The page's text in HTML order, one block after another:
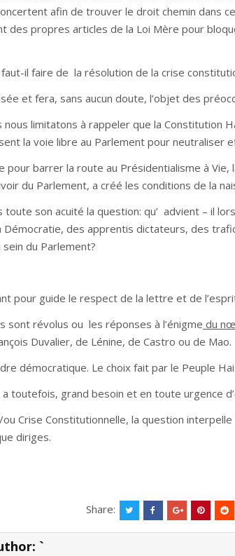
afin de trouver le droit chemin dans
des propres articles de la Loi Mère pour
faut-il faire de la résolution de la crise
et fera, sans aucun doute, l’objet des
nous limitatons à rappeler que la Constitution
la voie libre au Parlement pour neutraliser
pour barrer la route au Présidentialisme à
du Parlement, a créé les conditions de la
toute son acuité la question: qu’ advient – il
Démocratie, des apprentis dictateurs, des
du Parlement?
pour guide le respect de la lettre et de
sont révolus ou les réponses à l’énigme du
Duvalier, de Lénine, de Castro ou de Mao.
démocratique. Le choix fait par le Peuple
toutefois, grand besoin et en toute urgence
Crise Constitutionnelle, la question
diriges.
Share:
`